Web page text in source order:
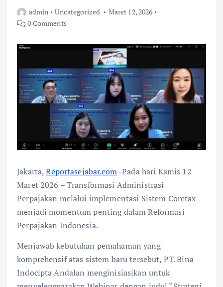
admin Uncategorized
Maret 12, 2026
0 Comments
Jakarta,Reportasejabar.com-Pada hari Kamis 12
Maret 2026 – Transformasi Administrasi
Perpajakan melalui implementasi Sistem Coretax
menjadi momentum penting dalam Reformasi
Perpajakan Indonesia.
Menjawab kebutuhan pemahaman yang
komprehensif atas sistem baru tersebut, PT. Bina
Indocipta Andalan menginisiasikan untuk